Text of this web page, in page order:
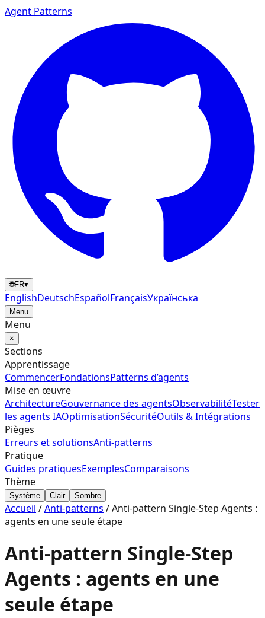
Agent Patterns
🌐FR▾
EnglishDeutschEspañolFrançaisУкраїнська
Menu
Menu
×
Sections
Apprentissage
CommencerFondationsPatterns d’agents
Mise en œuvre
ArchitectureGouvernance des agentsObservabilitéTester
les agents IAOptimisationSécuritéOutils & Intégrations
Pièges
Erreurs et solutionsAnti-patterns
Pratique
Guides pratiquesExemplesComparaisons
Thème
Système Clair Sombre
Accueil /Anti-patterns /Anti-pattern Single-Step Agents :
agents en une seule étape
Anti-pattern Single-Step
Agents : agents en une
seule étape